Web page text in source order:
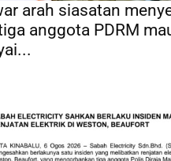
arah siasatan
anggota PDRM